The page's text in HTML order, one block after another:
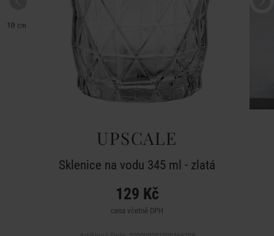
UPSCALE
Sklenice na vodu 345 ml - zlatá
129 Kč
cena včetně DPH